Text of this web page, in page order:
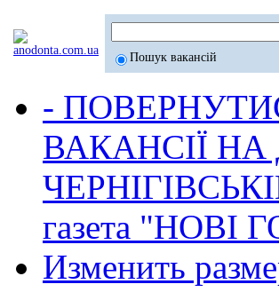
Пошук вакансій
-
ВАКАНСІЇ
газета "НОВІ
Изменить